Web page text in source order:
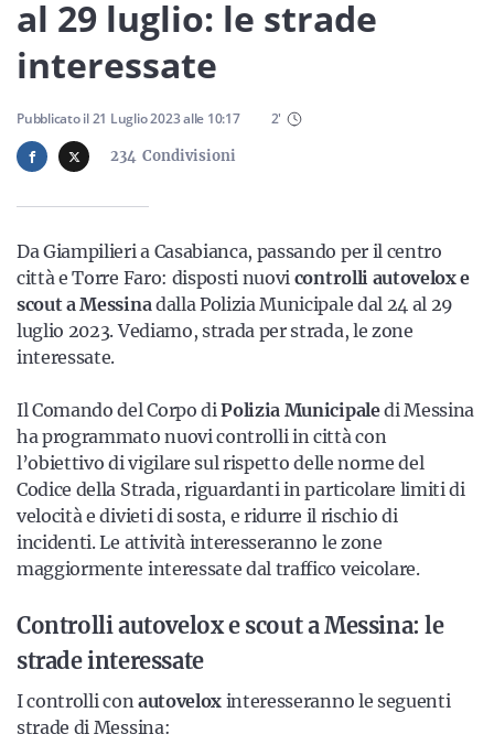
Servizi
Resta sempre aggiornato con le ultime news, iscriviti alla
nostra newsletter
Iscriviti
al 29 luglio: le strade
interessate
234 Condivisioni
Pubblicato il21 Luglio 2023alle 10:17 2'
Da Giampilieri a Casabianca, passando per il centro
città e Torre Faro: disposti nuovi controlli autovelox e
scout a Messinadalla Polizia Municipale dal 24 al 29
luglio 2023. Vediamo, strada per strada, le zone
interessate.
Il Comando del Corpo diPolizia Municipaledi Messina
ha programmato nuovi controlli in città con
l’obiettivo di vigilare sul rispetto delle norme del
Codice della Strada, riguardanti in particolare limiti di
velocità e divieti di sosta, e ridurre il rischio di
incidenti. Le attività interesseranno le zone
maggiormente interessate dal traffico veicolare.
Controlli autovelox e scout a Messina: le
strade interessate
I controlli conautovelox interesseranno le seguenti
strade di Messina: